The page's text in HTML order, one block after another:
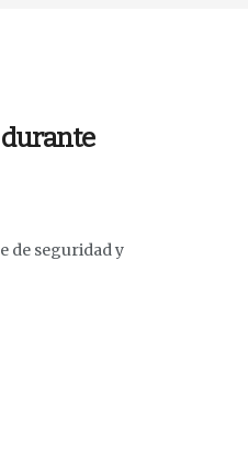
de seguridad y